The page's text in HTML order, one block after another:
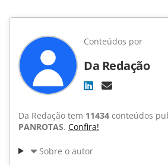
Conteúdos por
Da Redação
Da Redação tem 11434 conteúdos
PANROTAS. Confira!
Sobre o autor